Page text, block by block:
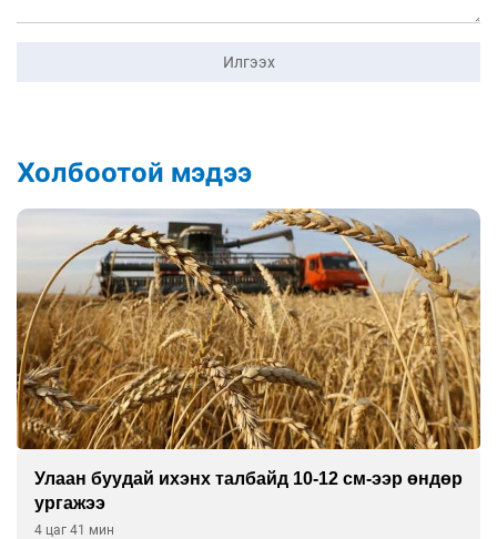
Илгээх
Холбоотой мэдээ
Улаан буудай ихэнх талбайд 10-12 см-ээр өндөр
ургажээ
4 цаг 41 мин